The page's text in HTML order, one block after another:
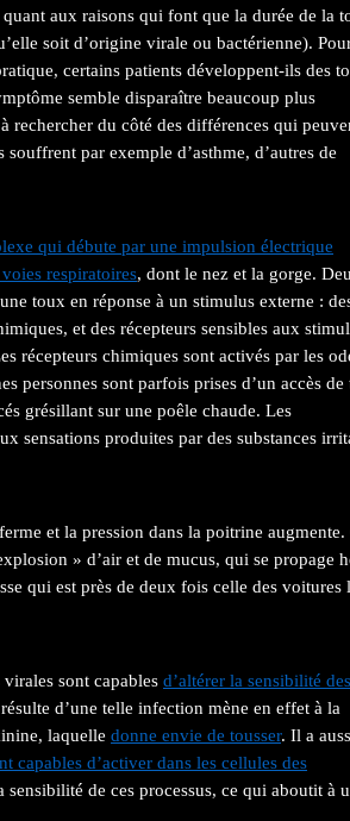
aux raisons qui font que la durée de la
soit d’origine virale ou bactérienne).
certains patients développent-ils des
semble disparaître beaucoup plus
rechercher du côté des différences qui
par exemple d’asthme, d’autres de
qui débute par une impulsion électrique
respiratoires, dont le nez et la gorge.
toux en réponse à un stimulus externe :
et des récepteurs sensibles aux
récepteurs chimiques sont activés par les
personnes sont parfois prises d’un accès de
grésillant sur une poêle chaude. Les
sensations produites par des substances
et la pression dans la poitrine augmente.
» d’air et de mucus, qui se propage
qui est près de deux fois celle des voitures
sont capables d’altérer la sensibilité
d’une telle infection mène en effet à la
laquelle donne envie de tousser. Il a
capables d’activer dans les cellules des
sensibilité de ces processus, ce qui aboutit à